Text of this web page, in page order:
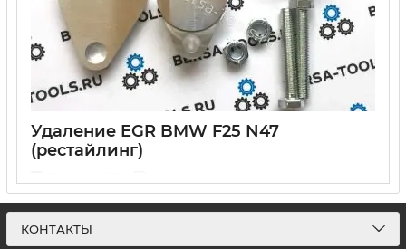
Удаление EGR BMW F25 N47
(рестайлинг)
Инструкция по удалению системы EGR BMW F25 N47
КОНТАКТЫ